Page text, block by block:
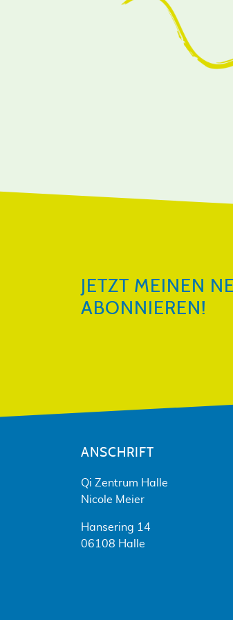
JETZT MEINEN
ABONNIEREN!
ANSCHRIFT
Qi Zentrum Halle
Nicole Meier
Hansering 14
06108 Halle